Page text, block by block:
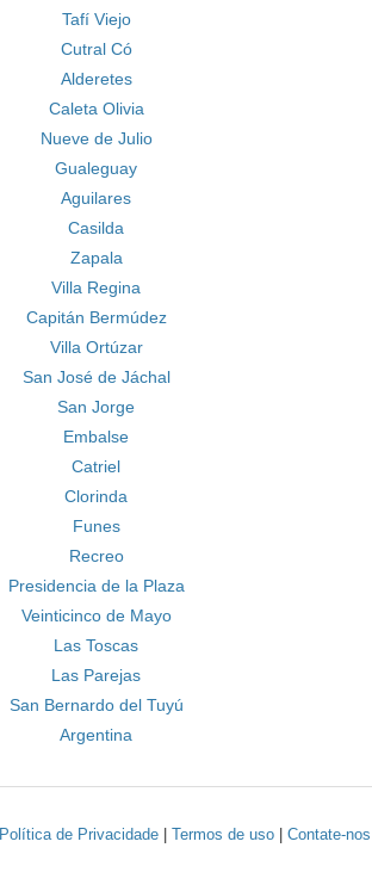
Tafí Viejo
Cutral Có
Alderetes
Caleta Olivia
Nueve de Julio
Gualeguay
Aguilares
Casilda
Zapala
Villa Regina
Capitán Bermúdez
Villa Ortúzar
San José de Jáchal
San Jorge
Embalse
Catriel
Clorinda
Funes
Recreo
Presidencia de la Plaza
Veinticinco de Mayo
Las Toscas
Las Parejas
San Bernardo del Tuyú
Argentina
Política de Privacidade Termos de uso Contate-nos